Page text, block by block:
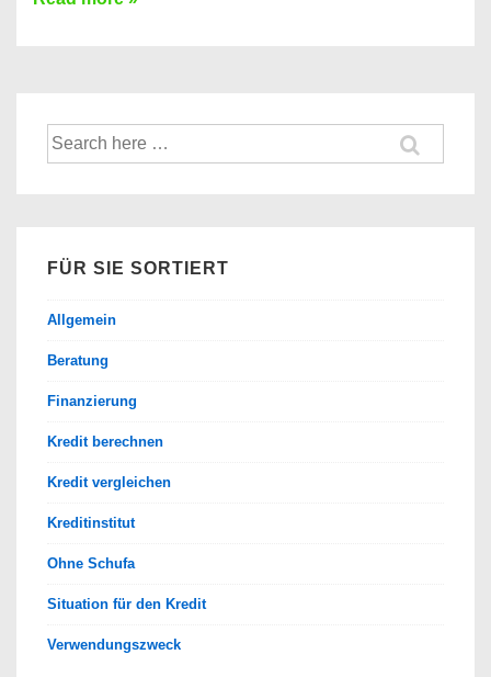
Co.
Suche
FÜR SIE SORTIERT
Allgemein
Beratung
Finanzierung
Kredit berechnen
Kredit vergleichen
Kreditinstitut
Ohne Schufa
Situation für den Kredit
Verwendungszweck